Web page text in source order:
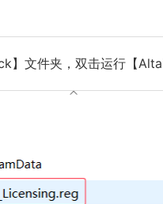
】文件夹，双击运行【